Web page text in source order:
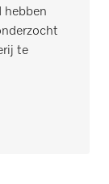
hebben
te